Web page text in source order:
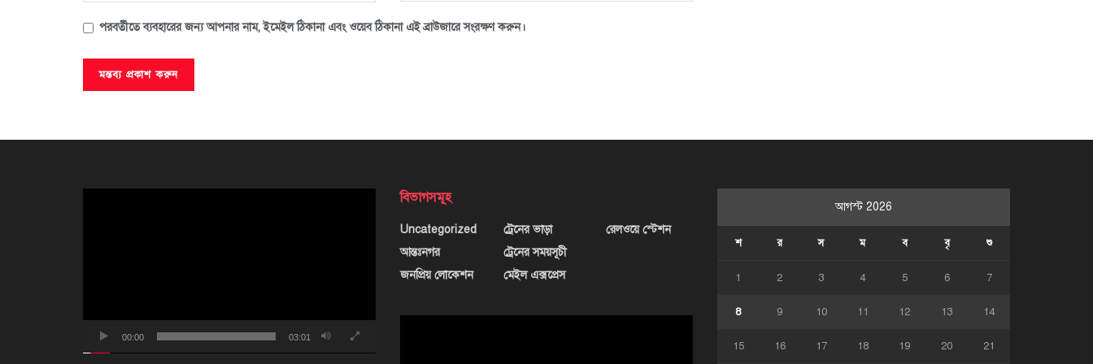
পরবর্তীতে ব্যবহারের জন্য আপনার নাম, ইমেইল ঠিকানা এবং ওয়েব ঠিকানা এই ব্রাউজারে সংরক্ষণ করুন।
00:00 03:01
বিভাগসমূহ
Uncategorized
আন্তঃনগর
জনপ্রিয় লোকেশন
ট্রেনের ভাড়া
ট্রেনের সময়সূচী
মেইল এক্সপ্রেস
রেলওয়ে স্টেশন
আগস্ট 2026
শ র স ম ব বৃ শু
1 2 3 4 5 6 7
8 9 10 11 12 13 14
15 16 17 18 19 20 21